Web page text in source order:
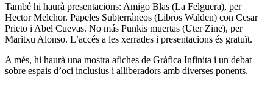
També hi haurà presentacions: Amigo Blas (La Felguera), per
Hector Melchor. Papeles Subterráneos (Libros Walden) con Cesar
Prieto i Abel Cuevas. No más Punkis muertas (Uter Zine), per
Maritxu Alonso. L’accés a les xerrades i presentacions és gratuït.
A més, hi haurà una mostra afiches de Gráfica Infinita i un debat
sobre espais d’oci inclusius i alliberadors amb diverses ponents.